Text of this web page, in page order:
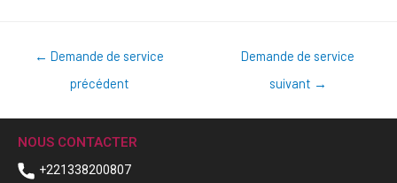
← Demande de service
précédent
Demande de service
suivant →
NOUS CONTACTER
+221338200807